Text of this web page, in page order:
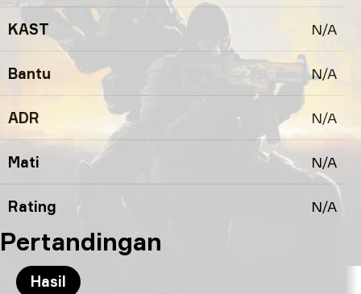
KAST N/A
Bantu N/A
ADR N/A
Mati N/A
Rating N/A
Pertandingan
Hasil